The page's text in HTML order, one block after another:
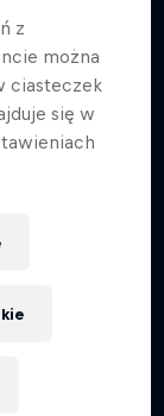
z
można
ciasteczek
się w